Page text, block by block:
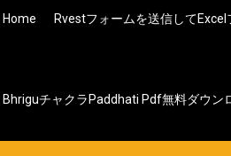
Home Rvestフォームを送信して
Bhriguチャクラpaddhati Pdf無料ダウン